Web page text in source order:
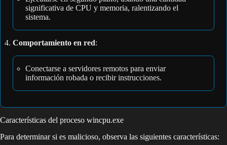
significativa de CPU y memoria, ralentizando el
sistema.
Comportamiento en red:
Conectarse a servidores remotos para enviar
información robada o recibir instrucciones.
Características del proceso wincpu.exe
Para determinar si es malicioso, observa las siguientes características: